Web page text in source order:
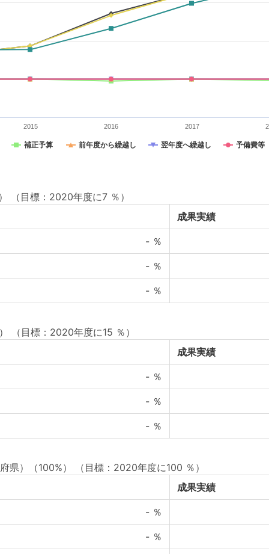
補正予算 前年度から繰越し 翌年度へ繰越し 予備費等
2015 2016 2017
（目標：2020年度に7 ％）
成果実績
- ％
- ％
- ％
（目標：2020年度に15 ％）
成果実績
- ％
- ％
- ％
県）（100%）
（目標：2020年度に100 ％）
成果実績
- ％
- ％